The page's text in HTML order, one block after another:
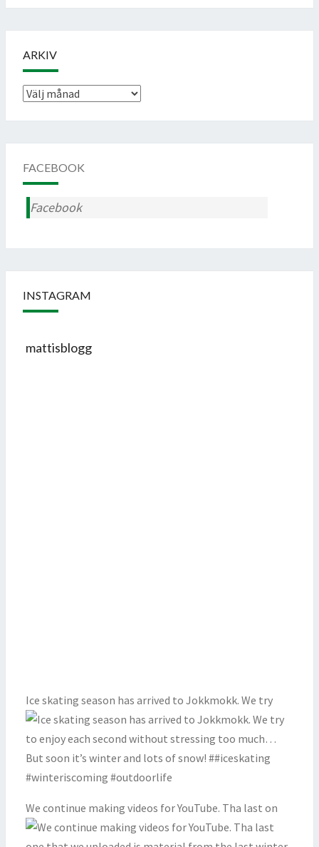
ARKIV
Arkiv
FACEBOOK
Facebook
INSTAGRAM
mattisblogg
Ice skating season has arrived to Jokkmokk. We try
We continue making videos for YouTube. Tha last on